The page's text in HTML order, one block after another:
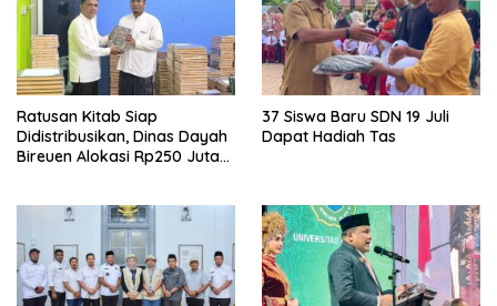
Ratusan Kitab Siap
Didistribusikan, Dinas Dayah
Bireuen Alokasi Rp250 Juta
37 Siswa Baru SDN 19 Juli
Dapat Hadiah Tas